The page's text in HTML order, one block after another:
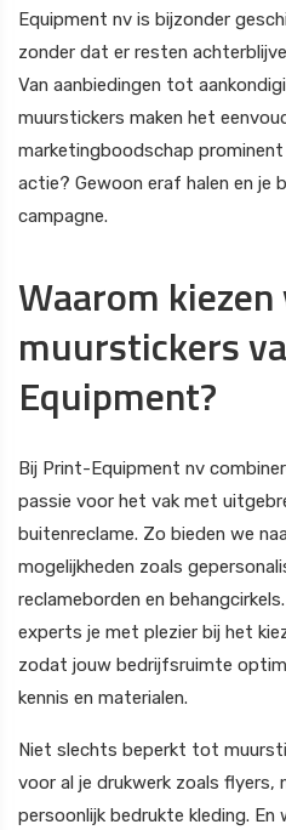
Equipment nv is bijzonder
zonder dat er resten
Van aanbiedingen tot
muurstickers maken het
marketingboodschap prominent
actie? Gewoon eraf halen en je
campagne.
Waarom
muurstickers
Equipment?
Bij Print-Equipment nv
passie voor het vak met
buitenreclame. Zo bieden we
mogelijkheden zoals
reclameborden en
experts je met plezier bij het
zodat jouw bedrijfsruimte
kennis en materialen.
Niet slechts beperkt tot
voor al je drukwerk zoals flyers,
persoonlijk bedrukte kleding.